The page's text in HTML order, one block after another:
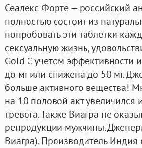
Сеалекс Форте — российский
полностью состоит из
попробовать эти таблетки
сексуальную жизнь,
Gold С учетом эффективности
до мг или снижена до 50 мг.
больше активного вещества!
на 10 половой акт увеличился
тревога. Также Виагра не
репродукции мужчины.
Виагра). Производитель